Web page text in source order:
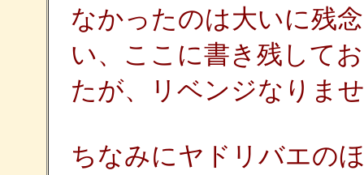
なかったのは大いに残
い、ここに書き残して
たが、リベンジなりま
ちなみにヤドリバエの